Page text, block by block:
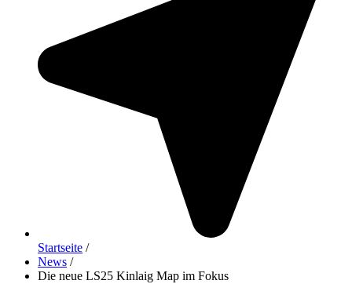
Startseite /
News /
Die neue LS25 Kinlaig Map im Fokus